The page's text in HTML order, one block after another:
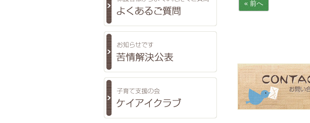
« 前へ